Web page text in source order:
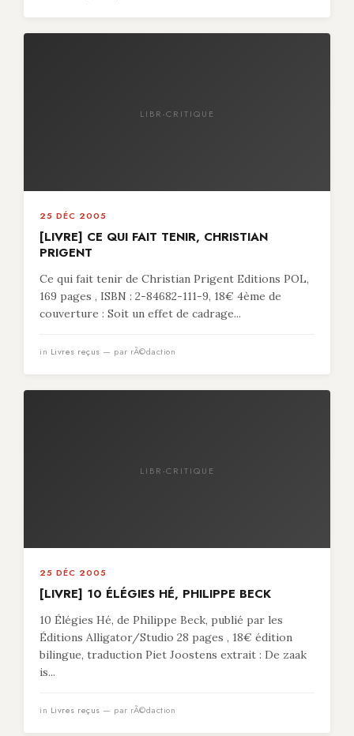
LIBR-CRITIQUE
25 DÉC 2005
[LIVRE] CE QUI FAIT TENIR, CHRISTIAN
PRIGENT
Ce qui fait tenir de Christian Prigent Editions POL,
169 pages , ISBN : 2-84682-111-9, 18€ 4ème de
couverture : Soit un effet de cadrage...
in Livres reçus — par rÃ©daction
LIBR-CRITIQUE
25 DÉC 2005
[LIVRE] 10 ÉLÉGIES HÉ, PHILIPPE BECK
10 Élégies Hé, de Philippe Beck, publié par les
Éditions Alligator/Studio 28 pages , 18€ édition
bilingue, traduction Piet Joostens extrait : De zaak
is...
in Livres reçus — par rÃ©daction